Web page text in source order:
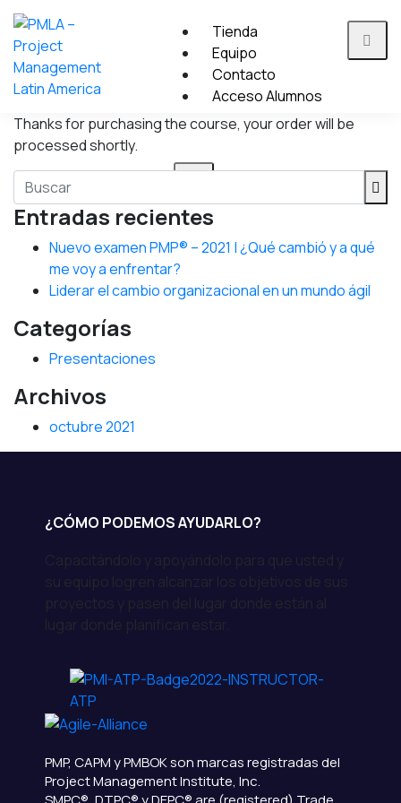
Tienda
Equipo
Contacto
Acceso Alumnos
Thanks for purchasing the course, your order will be
processed shortly.
Entradas recientes
Nuevo examen PMP® – 2021 | ¿Qué cambió y a qué
me voy a enfrentar?
Liderar el cambio organizacional en un mundo ágil
Categorías
Presentaciones
Archivos
octubre 2021
¿CÓMO PODEMOS AYUDARLO?
PMP, CAPM y PMBOK son marcas registradas del
Project Management Institute, Inc.